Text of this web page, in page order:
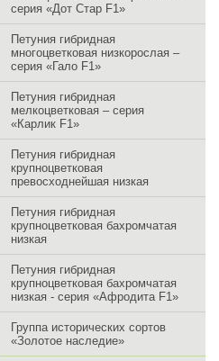
серия «Дот Стар F1»
Петуния гибридная
многоцветковая низкорослая –
серия «Гало F1»
Петуния гибридная
мелкоцветковая – серия
«Карлик F1»
Петуния гибридная
крупноцветковая
превосходнейшая низкая
Петуния гибридная
крупноцветковая бахромчатая
низкая
Петуния гибридная
крупноцветковая бахромчатая
низкая - серия «Афродита F1»
Группа исторических сортов
«Золотое наследие»